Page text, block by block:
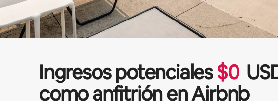
Ingresos potenciales$0
como anfitrión en Airbnb